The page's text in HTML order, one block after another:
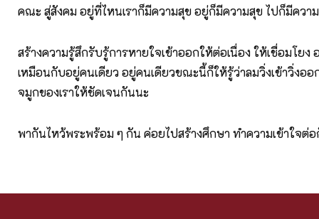
คณะ สู่สังคม อยู่ที่ไหนเราก็มีความสุข อยู่ก็มีความสุข ไปก็มีควา
สร้างความรู้สึกรับรู้การหายใจเข้าออกให้ต่อเนื่อง ให้เชื่อมโยง
เหมือนกับอยู่คนเดียว อยู่คนเดียวขณะนี้ก็ให้รู้ว่าลมวิ่งเข้าวิ่งอ
จมูกของเราให้ชัดเจนกันนะ
พากันไหว้พระพร้อม ๆ กัน ค่อยไปสร้างศึกษา ทำความเข้าใจต่อ